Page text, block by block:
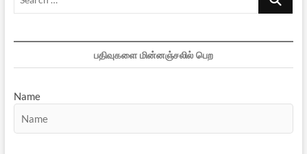
பதிவுகளை மின்னஞ்சலில் பெற
Name